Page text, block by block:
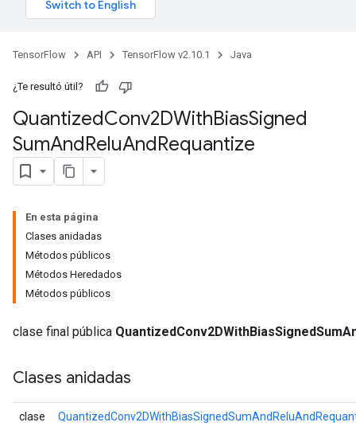
TensorFlow API TensorFlow v2.10.1 Java
¿Te resultó útil?
QuantizedConv2DWithBiasSigned
SumAndReluAndRequantize
En esta página
Clases anidadas
Métodos públicos
Métodos Heredados
Métodos públicos
clase final pública
Clases anidadas
clase